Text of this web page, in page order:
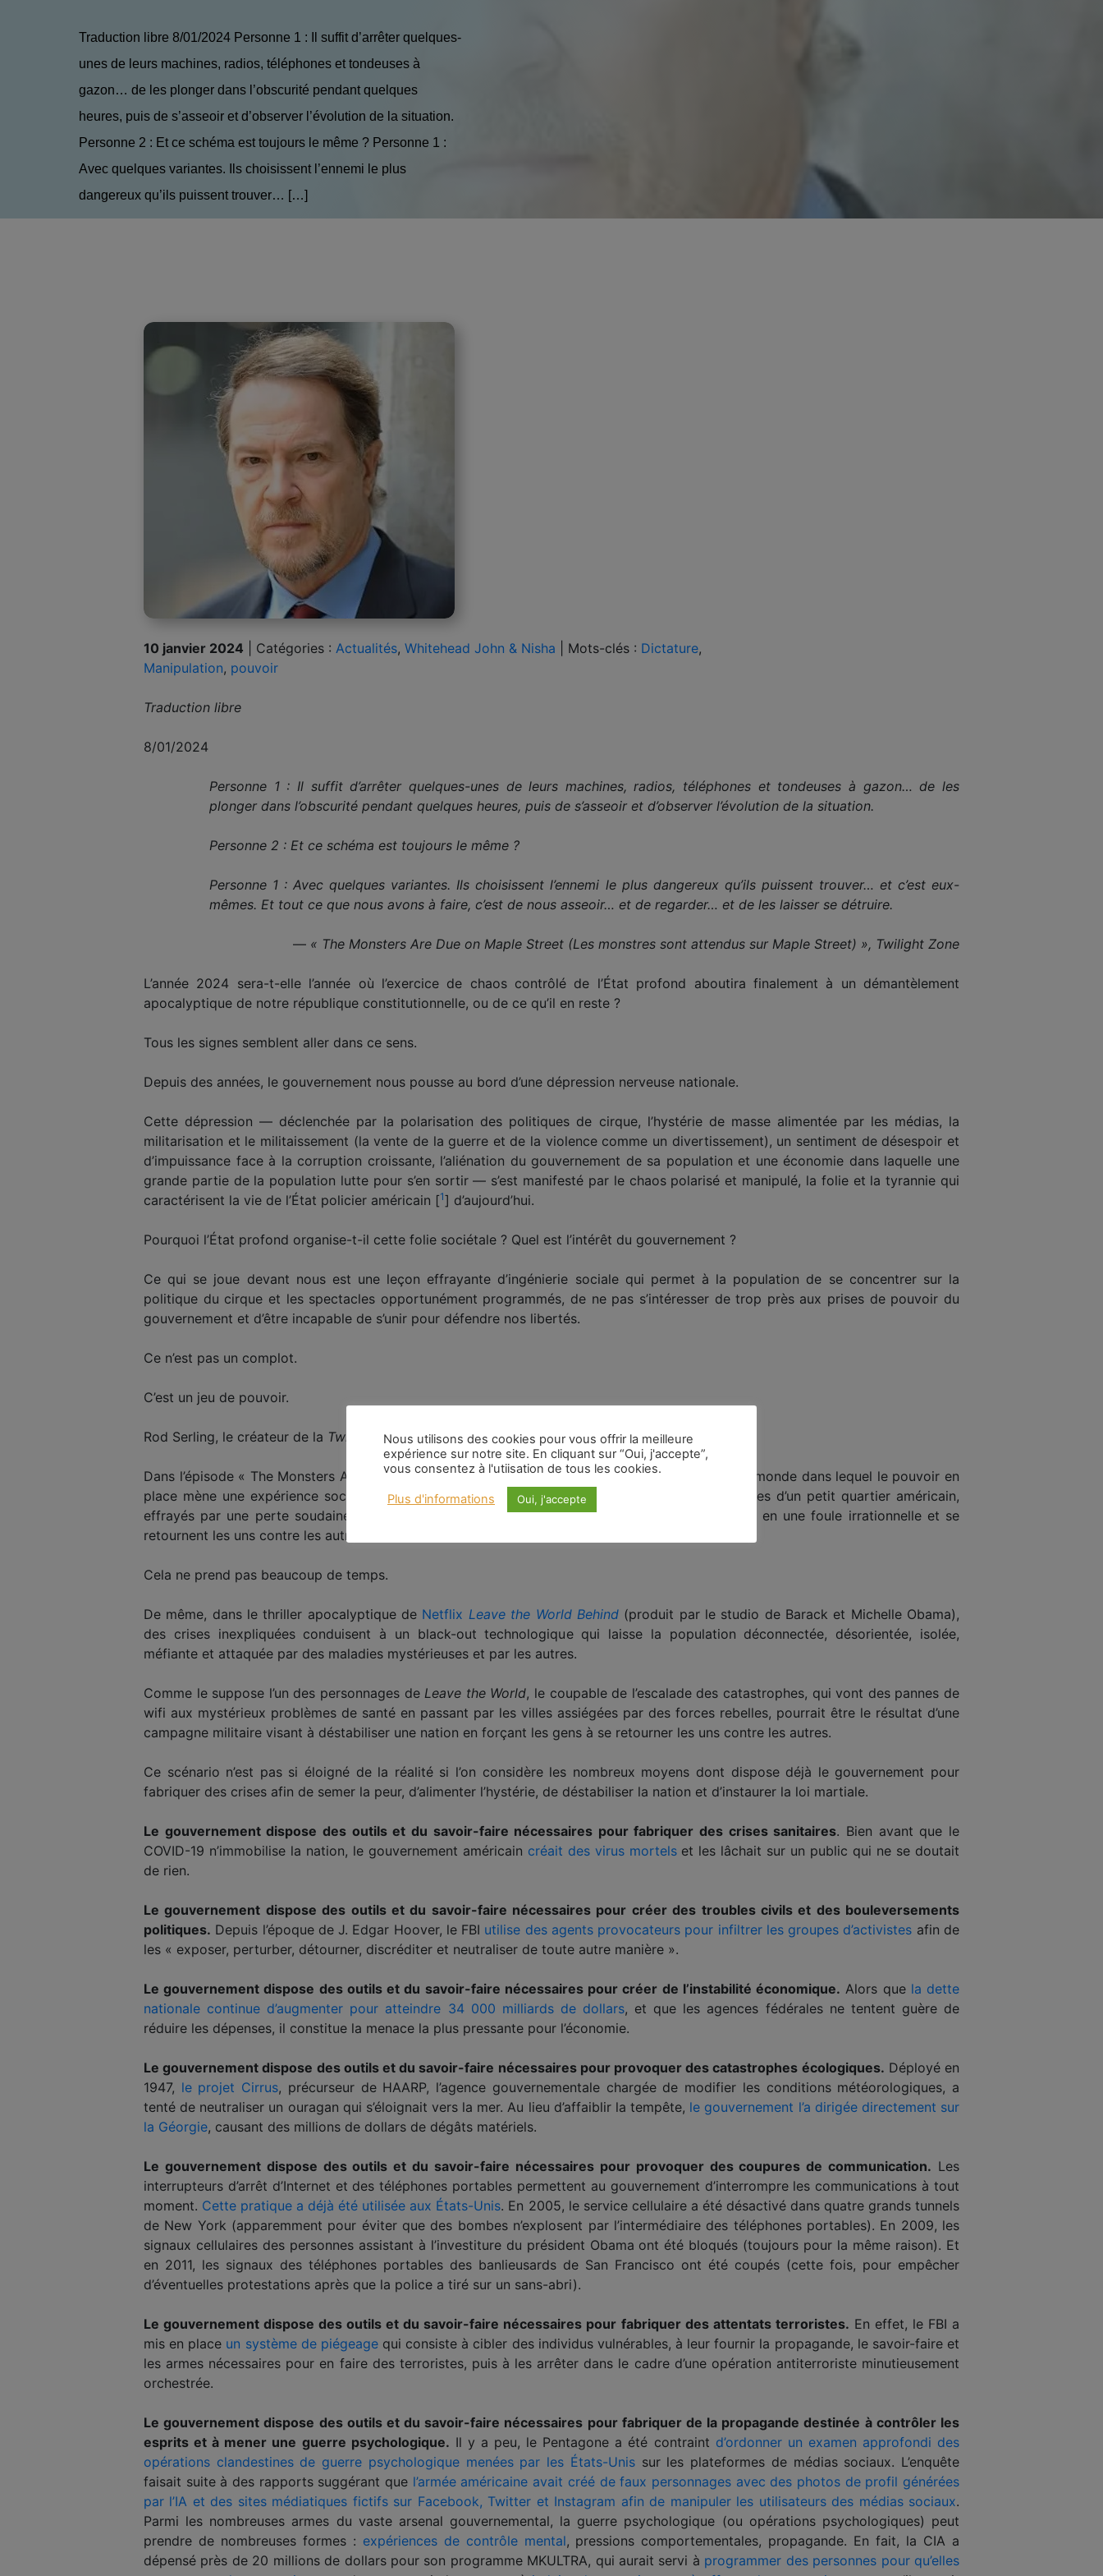
Traduction libre 8/01/2024 Personne 1 : Il suffit d’arrêter quelques-
unes de leurs machines, radios, téléphones et tondeuses à
gazon… de les plonger dans l’obscurité pendant quelques
heures, puis de s’asseoir et d’observer l’évolution de la situation.
Personne 2 : Et ce schéma est toujours le même ? Personne 1 :
Avec quelques variantes. Ils choisissent l’ennemi le plus
dangereux qu’ils puissent trouver… […]
10 janvier 2024 Catégories : Actualités, Whitehead John & Nisha Mots-clés : Dictature,
Manipulation, pouvoir
Traduction libre
8/01/2024
Personne 1 : Il suffit d’arrêter quelques-unes de leurs machines, radios, téléphones et tondeuses à gazon… de les
plonger dans l’obscurité pendant quelques heures, puis de s’asseoir et d’observer l’évolution de la situation.
Personne 2 : Et ce schéma est toujours le même ?
Personne 1 : Avec quelques variantes. Ils choisissent l’ennemi le plus dangereux qu’ils puissent trouver… et c’est eux-
mêmes. Et tout ce que nous avons à faire, c’est de nous asseoir… et de regarder… et de les laisser se détruire.
— « The Monsters Are Due on Maple Street (Les monstres sont attendus sur Maple Street) », Twilight Zone
L’année 2024 sera-t-elle l’année où l’exercice de chaos contrôlé de l’État profond aboutira finalement à un démantèlement
apocalyptique de notre république constitutionnelle, ou de ce qu’il en reste ?
Tous les signes semblent aller dans ce sens.
Depuis des années, le gouvernement nous pousse au bord d’une dépression nerveuse nationale.
Cette dépression — déclenchée par la polarisation des politiques de cirque, l’hystérie de masse alimentée par les médias, la
militarisation et le militaissement (la vente de la guerre et de la violence comme un divertissement), un sentiment de désespoir et
d’impuissance face à la corruption croissante, l’aliénation du gouvernement de sa population et une économie dans laquelle une
grande partie de la population lutte pour s’en sortir — s’est manifesté par le chaos polarisé et manipulé, la folie et la tyrannie qui
caractérisent la vie de l’État policier américain [1] d’aujourd’hui.
Pourquoi l’État profond organise-t-il cette folie sociétale ? Quel est l’intérêt du gouvernement ?
Ce qui se joue devant nous est une leçon effrayante d’ingénierie sociale qui permet à la population de se concentrer sur la
politique du cirque et les spectacles opportunément programmés, de ne pas s’intéresser de trop près aux prises de pouvoir du
gouvernement et d’être incapable de s’unir pour défendre nos libertés.
Ce n’est pas un complot.
C’est un jeu de pouvoir.
Rod Serling, le créateur de la Twilight Zone, a compris la dynamique de ce jeu de pouvoir.
Dans l’épisode « The Monsters Are Due on Maple Street » deTwilight Zone, Serling a imaginé un monde dans lequel le pouvoir en
place mène une expérience sociale pour voir combien de temps il faudra avant que les membres d’un petit quartier américain,
effrayés par une perte soudaine d’électricité et pris par la peur de l’inconnu, va se transformer en une foule irrationnelle et se
retournent les uns contre les autres.
Cela ne prend pas beaucoup de temps.
De même, dans le thriller apocalyptique de Netflix Leave the World Behind (produit par le studio de Barack et Michelle Obama),
des crises inexpliquées conduisent à un black-out technologique qui laisse la population déconnectée, désorientée, isolée,
méfiante et attaquée par des maladies mystérieuses et par les autres.
Comme le suppose l’un des personnages de Leave the World, le coupable de l’escalade des catastrophes, qui vont des pannes de
wifi aux mystérieux problèmes de santé en passant par les villes assiégées par des forces rebelles, pourrait être le résultat d’une
campagne militaire visant à déstabiliser une nation en forçant les gens à se retourner les uns contre les autres.
Ce scénario n’est pas si éloigné de la réalité si l’on considère les nombreux moyens dont dispose déjà le gouvernement pour
fabriquer des crises afin de semer la peur, d’alimenter l’hystérie, de déstabiliser la nation et d’instaurer la loi martiale.
Le gouvernement dispose des outils et du savoir-faire nécessaires pour fabriquer des crises sanitaires. Bien avant que le
COVID-19 n’immobilise la nation, le gouvernement américain créait des virus mortelset les lâchait sur un public qui ne se doutait
de rien.
Le gouvernement dispose des outils et du savoir-faire nécessaires pour créer des troubles civils et des bouleversements
politiques. Depuis l’époque de J. Edgar Hoover, le FBI utilise des agents provocateurs pour infiltrer les groupes d’activistes afin de
les « exposer, perturber, détourner, discréditer et neutraliser de toute autre manière ».
Le gouvernement dispose des outils et du savoir-faire nécessaires pour créer de l’instabilité économique. Alors que la dette
nationale continue d’augmenter pour atteindre 34 000 milliards de dollars, et que les agences fédérales ne tentent guère de
réduire les dépenses, il constitue la menace la plus pressante pour l’économie.
Le gouvernement dispose des outils et du savoir-faire nécessaires pour provoquer des catastrophes écologiques. Déployé en
1947, le projet Cirrus, précurseur de HAARP, l’agence gouvernementale chargée de modifier les conditions météorologiques, a
tenté de neutraliser un ouragan qui s’éloignait vers la mer. Au lieu d’affaiblir la tempête, le gouvernement l’a dirigée directement sur
la Géorgie, causant des millions de dollars de dégâts matériels.
Le gouvernement dispose des outils et du savoir-faire nécessaires pour provoquer des coupures de communication. Les
interrupteurs d’arrêt d’Internet et des téléphones portables permettent au gouvernement d’interrompre les communications à tout
moment. Cette pratique a déjà été utilisée aux États-Unis. En 2005, le service cellulaire a été désactivé dans quatre grands tunnels
de New York (apparemment pour éviter que des bombes n’explosent par l’intermédiaire des téléphones portables). En 2009, les
signaux cellulaires des personnes assistant à l’investiture du président Obama ont été bloqués (toujours pour la même raison). Et
en 2011, les signaux des téléphones portables des banlieusards de San Francisco ont été coupés (cette fois, pour empêcher
d’éventuelles protestations après que la police a tiré sur un sans-abri).
Le gouvernement dispose des outils et du savoir-faire nécessaires pour fabriquer des attentats terroristes. En effet, le FBI a
mis en place un système de piégeagequi consiste à cibler des individus vulnérables, à leur fournir la propagande, le savoir-faire et
les armes nécessaires pour en faire des terroristes, puis à les arrêter dans le cadre d’une opération antiterroriste minutieusement
orchestrée.
Le gouvernement dispose des outils et du savoir-faire nécessaires pour fabriquer de la propagande destinée à contrôler les
esprits et à mener une guerre psychologique. Il y a peu, le Pentagone a été contraint d’ordonner un examen approfondi des
opérations clandestines de guerre psychologique menées par les États-Unissur les plateformes de médias sociaux. L’enquête
faisait suite à des rapports suggérant que l’armée américaine avait créé de faux personnages avec des photos de profil générées
par l’IA et des sites médiatiques fictifs sur Facebook, Twitter et Instagram afin de manipuler les utilisateurs des médias sociaux.
Parmi les nombreuses armes du vaste arsenal gouvernemental, la guerre psychologique (ou opérations psychologiques) peut
prendre de nombreuses formes : expériences de contrôle mental, pressions comportementales, propagande. En fait, la CIA a
dépensé près de 20 millions de dollars pour son programme MKULTRA, qui aurait servi à programmer des personnes pour qu’elles
Nous utilisons des cookies pour vous offrir la meilleure
expérience sur notre site. En cliquant sur “Oui, j'accepte”,
vous consentez à l'utiisation de tous les cookies.
Plus d'informations Oui, j'accepte